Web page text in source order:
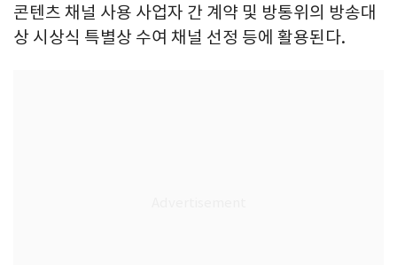
콘텐츠 채널 사용 사업자 간 계약 및 방통위의 방송대
상 시상식 특별상 수여 채널 선정 등에 활용된다.